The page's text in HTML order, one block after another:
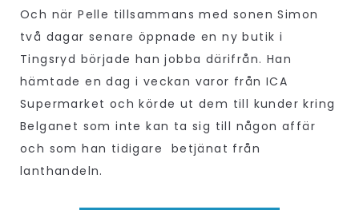
Och när Pelle tillsammans med sonen Simon
två dagar senare öppnade en ny butik i
Tingsryd började han jobba därifrån. Han
hämtade en dag i veckan varor från ICA
Supermarket och körde ut dem till kunder kring
Belganet som inte kan ta sig till någon affär
och som han tidigare betjänat från
lanthandeln.